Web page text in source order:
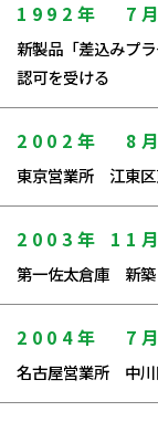
1992年 7月
新製品「差込みプ
認可を受ける
2002年 8月
東京営業所 江東区
2003年 11月
第一佐太倉庫 新築
2004年 7月
名古屋営業所 中川